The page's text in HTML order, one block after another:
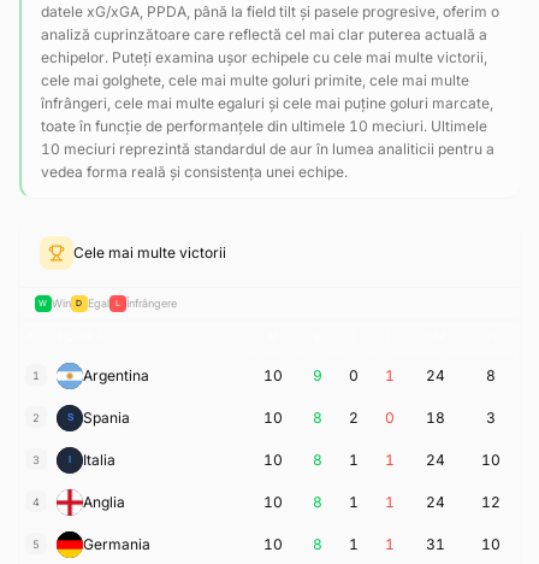
datele xG/xGA, PPDA, până la field tilt și pasele progresive, oferim o
analiză cuprinzătoare care reflectă cel mai clar puterea actuală a
echipelor. Puteți examina ușor echipele cu cele mai multe victorii,
cele mai golghete, cele mai multe goluri primite, cele mai multe
înfrângeri, cele mai multe egaluri și cele mai puține goluri marcate,
toate în funcție de performanțele din ultimele 10 meciuri. Ultimele
10 meciuri reprezintă standardul de aur în lumea analiticii pentru a
vedea forma reală și consistența unei echipe.
Cele mai multe victorii
W Win D Egal L Înfrângere
1 Argentina 10 9 0 1 24 8
2 Spania 10 8 2 0 18 3
3 Italia 10 8 1 1 24 10
4 Anglia 10 8 1 1 24 12
5 Germania 10 8 1 1 31 10